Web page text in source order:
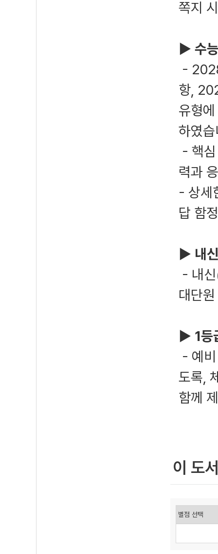
쪽지
▶ 수
-
항,
유형
하였
- 핵
력과
- 상세
답 함
▶ 내
- 내
대단
▶ 1등
- 예
도록,
함께
이 도